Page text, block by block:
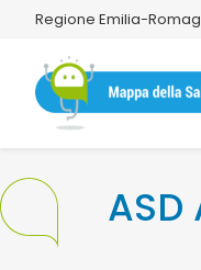
Regione Emilia-
ASD